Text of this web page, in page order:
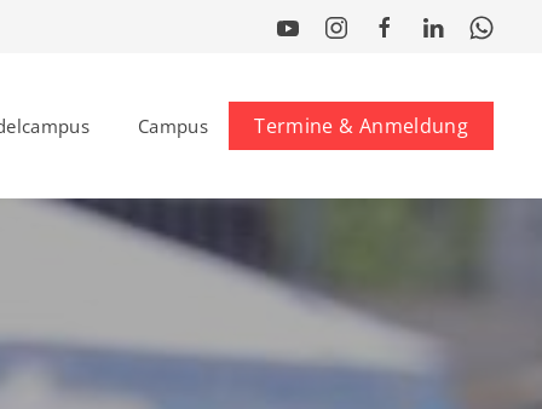
Campus Termine & Anmeldung